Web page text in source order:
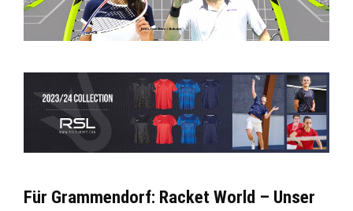
Für Grammendorf: Racket World – Unser